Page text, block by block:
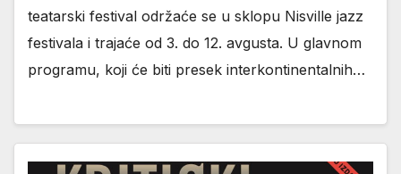
teatarski festival održaće se u sklopu Nisville jazz
festivala i trajaće od 3. do 12. avgusta. U glavnom
programu, koji će biti presek interkontinentalnih…